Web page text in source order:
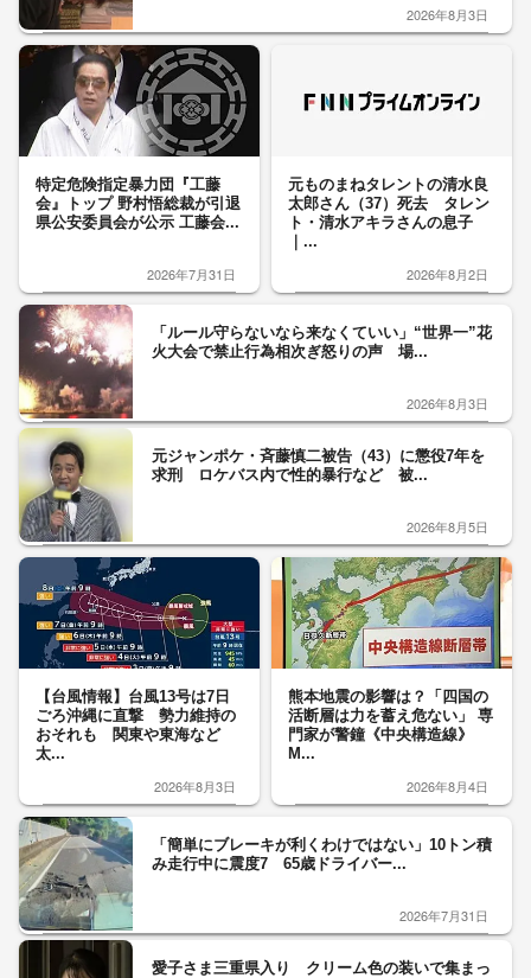
2026年8月3日
特定危険指定暴力団『工藤
会』トップ 野村悟総裁が引退
県公安委員会が公示 工藤会...
2026年7月31日
元ものまねタレントの清水良
太郎さん（37）死去 タレン
ト・清水アキラさんの息子
｜...
2026年8月2日
「ルール守らないなら来なくていい」“世界一”花
火大会で禁止行為相次ぎ怒りの声 場...
2026年8月3日
元ジャンポケ・斉藤慎二被告（43）に懲役7年を
求刑 ロケバス内で性的暴行など 被...
2026年8月5日
【台風情報】台風13号は7日
ごろ沖縄に直撃 勢力維持の
おそれも 関東や東海など
太...
2026年8月3日
熊本地震の影響は？「四国の
活断層は力を蓄え危ない」 専
門家が警鐘《中央構造線》
M...
2026年8月4日
「簡単にブレーキが利くわけではない」10トン積
み走行中に震度7 65歳ドライバー...
2026年7月31日
愛子さま三重県入り クリーム色の装いで集まっ